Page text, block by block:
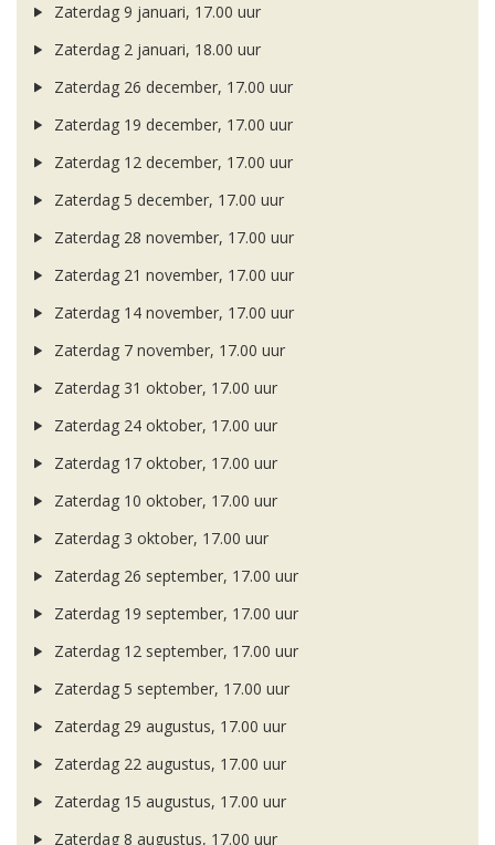
Zaterdag 9 januari, 17.00 uur
Zaterdag 2 januari, 18.00 uur
Zaterdag 26 december, 17.00 uur
Zaterdag 19 december, 17.00 uur
Zaterdag 12 december, 17.00 uur
Zaterdag 5 december, 17.00 uur
Zaterdag 28 november, 17.00 uur
Zaterdag 21 november, 17.00 uur
Zaterdag 14 november, 17.00 uur
Zaterdag 7 november, 17.00 uur
Zaterdag 31 oktober, 17.00 uur
Zaterdag 24 oktober, 17.00 uur
Zaterdag 17 oktober, 17.00 uur
Zaterdag 10 oktober, 17.00 uur
Zaterdag 3 oktober, 17.00 uur
Zaterdag 26 september, 17.00 uur
Zaterdag 19 september, 17.00 uur
Zaterdag 12 september, 17.00 uur
Zaterdag 5 september, 17.00 uur
Zaterdag 29 augustus, 17.00 uur
Zaterdag 22 augustus, 17.00 uur
Zaterdag 15 augustus, 17.00 uur
Zaterdag 8 augustus, 17.00 uur